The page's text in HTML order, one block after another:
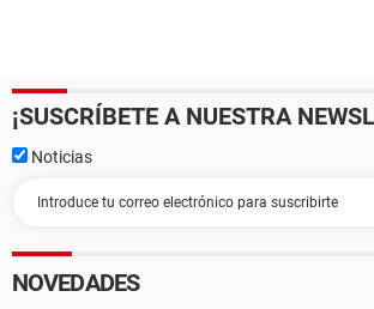
¡SUSCRÍBETE A NUESTRA
Noticias
NOVEDADES